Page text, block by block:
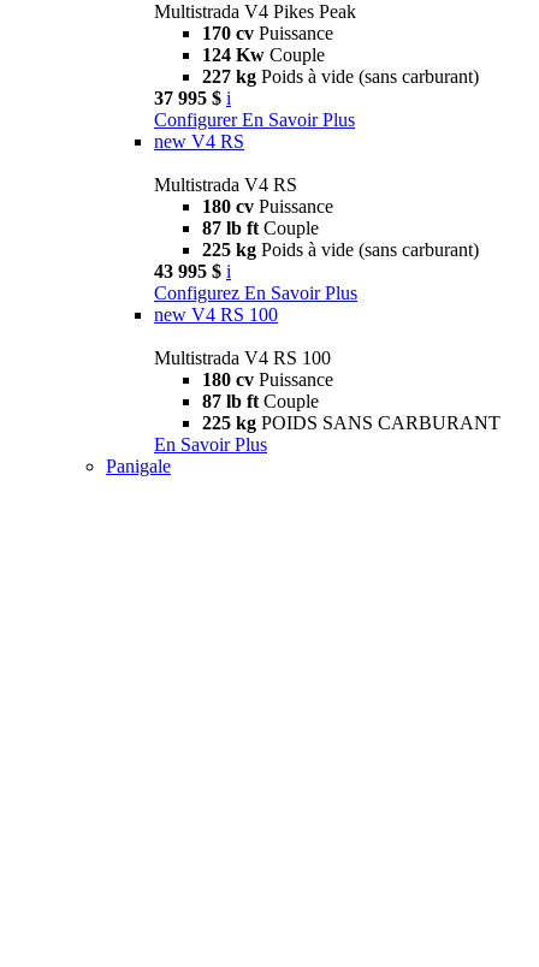
Multistrada V4 Pikes Peak
170 cv Puissance
124 Kw Couple
227 kg Poids à vide (sans carburant)
37 995 $ i
Configurer En Savoir Plus
new V4 RS
Multistrada V4 RS
180 cv Puissance
87 lb ft Couple
225 kg Poids à vide (sans carburant)
43 995 $ i
Configurez En Savoir Plus
new V4 RS 100
Multistrada V4 RS 100
180 cv Puissance
87 lb ft Couple
225 kg POIDS SANS CARBURANT
En Savoir Plus
Panigale